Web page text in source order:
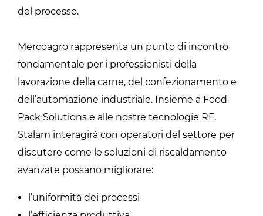
del processo.
Mercoagro rappresenta un punto di incontro
fondamentale per i professionisti della
lavorazione della carne, del confezionamento e
dell’automazione industriale. Insieme a Food-
Pack Solutions e alle nostre tecnologie RF,
Stalam interagirà con operatori del settore per
discutere come le soluzioni di riscaldamento
avanzate possano migliorare:
l’uniformità dei processi